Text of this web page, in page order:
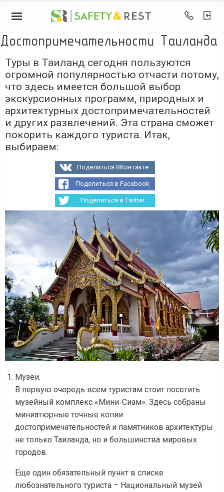
Достопримечательности Таиланда
Туры в Таиланд сегодня пользуются
огромной популярностью отчасти потому,
что здесь имеется большой выбор
экскурсионных программ, природных и
архитектурных достопримечательностей
и других развлечений. Эта страна сможет
покорить каждого туриста. Итак,
выбираем:
Поделиться ВКонтакте
Поделиться в Facebook
Поделиться в Twitter
Музеи.
В первую очередь всем туристам стоит посетить
музейный комплекс «Мини-Сиам». Здесь собраны
миниатюрные точные копии
достопримечательностей и памятников архитектуры
не только Таиланда, но и большинства мировых
городов.
Еще один обязательный пункт в списке
любознательного туриста – Национальный музей